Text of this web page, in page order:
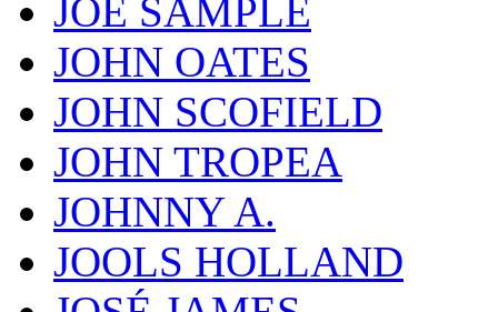
JOE SAMPLE
JOHN OATES
JOHN SCOFIELD
JOHN TROPEA
JOHNNY A.
JOOLS HOLLAND